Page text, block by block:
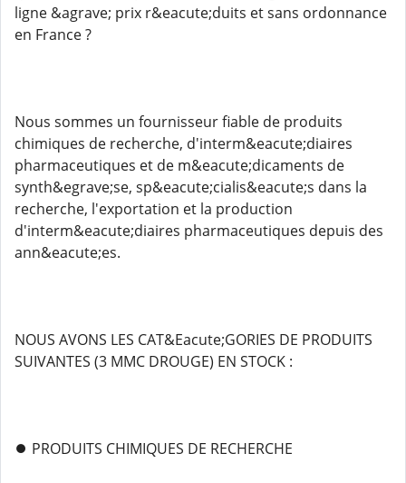
ligne &agrave; prix r&eacute;duits et sans ordonnance
en France ?
Nous sommes un fournisseur fiable de produits
chimiques de recherche, d'interm&eacute;diaires
pharmaceutiques et de m&eacute;dicaments de
synth&egrave;se, sp&eacute;cialis&eacute;s dans la
recherche, l'exportation et la production
d'interm&eacute;diaires pharmaceutiques depuis des
ann&eacute;es.
NOUS AVONS LES CAT&Eacute;GORIES DE PRODUITS
SUIVANTES (3 MMC DROUGE) EN STOCK :
⏺️ PRODUITS CHIMIQUES DE RECHERCHE